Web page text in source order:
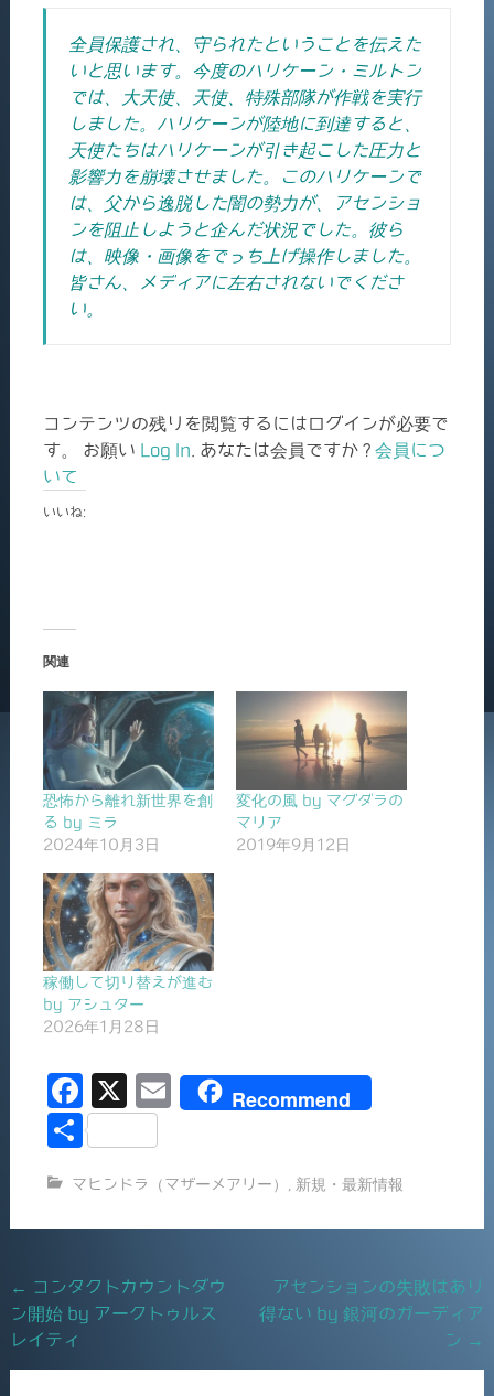
全員保護され、守られたということを伝えた
いと思います。今度のハリケーン・ミルトン
では、大天使、天使、特殊部隊が作戦を実行
しました。ハリケーンが陸地に到達すると、
天使たちはハリケーンが引き起こした圧力と
影響力を崩壊させました。このハリケーンで
は、父から逸脱した闇の勢力が、アセンショ
ンを阻止しようと企んだ状況でした。 彼ら
は、映像・画像をでっち上げ操作しました。
皆さん、メディアに左右されないでくださ
い。
コンテンツの残りを閲覧するにはログインが必要で
す。 お願い Log In . あなたは会員ですか ? 会員につ
いて
いいね:
関連
恐怖から離れ新世界を創
る by ミラ
2024年10月3日
変化の風 by マグダラの
マリア
2019年9月12日
稼働して切り替えが進む
by アシュター
2026年1月28日
F
a
e
b
o
X
E
l
Recommend
共
マヒンドラ（マザーメアリー） 新規・最新情報
Post
navigation
← コンタクトカウントダウ
ン開始 by アークトゥルス
レイティ
アセンションの失敗はあり
得ない by 銀河のガーディア
ン →